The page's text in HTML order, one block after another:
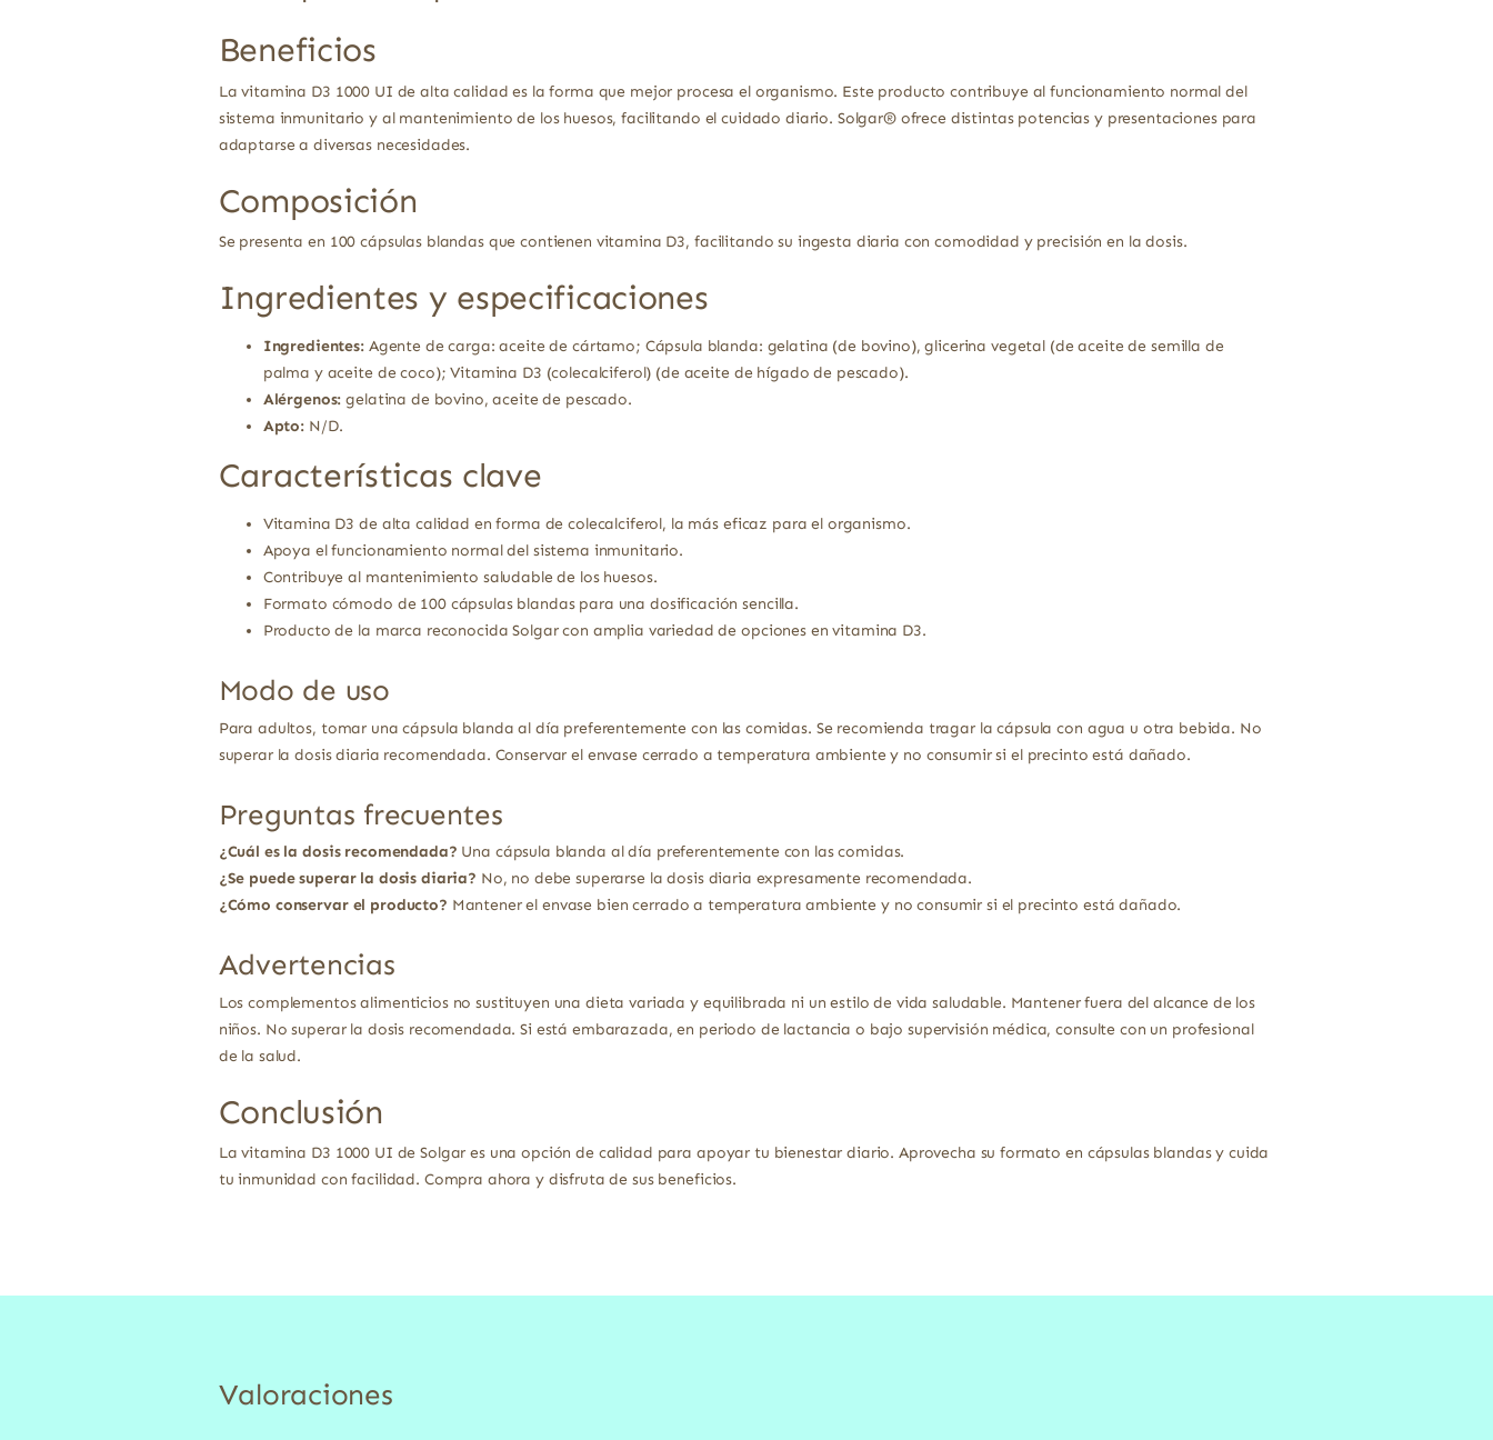
Beneficios
La vitamina D3 1000 UI de alta calidad es la forma que mejor procesa el organismo. Este producto contribuye al funcionamiento normal del
sistema inmunitario y al mantenimiento de los huesos, facilitando el cuidado diario. Solgar® ofrece distintas potencias y presentaciones para
adaptarse a diversas necesidades.
Composición
Se presenta en 100 cápsulas blandas que contienen vitamina D3, facilitando su ingesta diaria con comodidad y precisión en la dosis.
Ingredientes y especificaciones
Ingredientes:Agente de carga: aceite de cártamo; Cápsula blanda: gelatina (de bovino), glicerina vegetal (de aceite de semilla de
palma y aceite de coco); Vitamina D3 (colecalciferol) (de aceite de hígado de pescado).
Alérgenos: gelatina de bovino, aceite de pescado.
Apto: N/D.
Características clave
Vitamina D3 de alta calidad en forma de colecalciferol, la más eficaz para el organismo.
Apoya el funcionamiento normal del sistema inmunitario.
Contribuye al mantenimiento saludable de los huesos.
Formato cómodo de 100 cápsulas blandas para una dosificación sencilla.
Producto de la marca reconocida Solgar con amplia variedad de opciones en vitamina D3.
Modo de uso
Para adultos, tomar una cápsula blanda al día preferentemente con las comidas. Se recomienda tragar la cápsula con agua u otra bebida. No
superar la dosis diaria recomendada. Conservar el envase cerrado a temperatura ambiente y no consumir si el precinto está dañado.
Preguntas frecuentes
¿Cuál es la dosis recomendada? Una cápsula blanda al día preferentemente con las comidas.
¿Se puede superar la dosis diaria? No, no debe superarse la dosis diaria expresamente recomendada.
¿Cómo conservar el producto? Mantener el envase bien cerrado a temperatura ambiente y no consumir si el precinto está dañado.
Advertencias
Los complementos alimenticios no sustituyen una dieta variada y equilibrada ni un estilo de vida saludable. Mantener fuera del alcance de los
niños. No superar la dosis recomendada. Si está embarazada, en periodo de lactancia o bajo supervisión médica, consulte con un profesional
de la salud.
Conclusión
La vitamina D3 1000 UI de Solgar es una opción de calidad para apoyar tu bienestar diario. Aprovecha su formato en cápsulas blandas y cuida
tu inmunidad con facilidad. Compra ahora y disfruta de sus beneficios.
Valoraciones